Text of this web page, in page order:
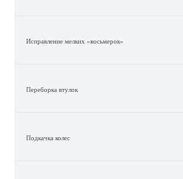
Исправление мелких «восьмерок»
Переборка втулок
Подкачка колес